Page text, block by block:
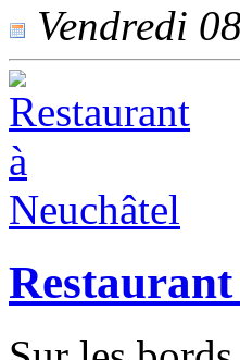
Vendredi